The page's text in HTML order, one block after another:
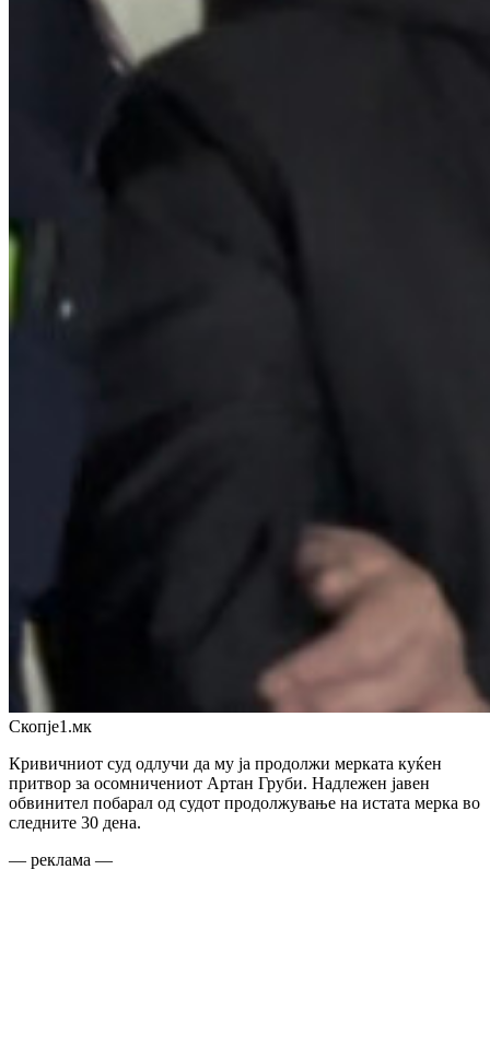
Скопје1.мк
Кривичниот суд одлучи да му ја продолжи мерката куќен
притвор за осомничениот Артан Груби. Надлежен јавен
обвинител побарал од судот продолжување на истата мерка во
следните 30 дена.
— реклама —